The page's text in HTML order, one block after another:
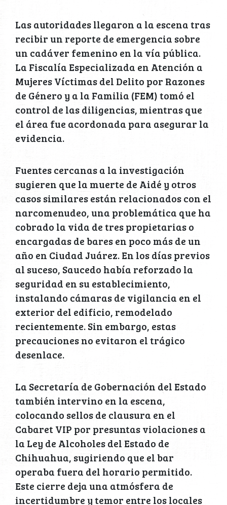
Las autoridades llegaron a la escena tras
recibir un reporte de emergencia sobre
un cadáver femenino en la vía pública.
La Fiscalía Especializada en Atención a
Mujeres Víctimas del Delito por Razones
de Género y a la Familia (FEM) tomó el
control de las diligencias, mientras que
el área fue acordonada para asegurar la
evidencia.
Fuentes cercanas a la investigación
sugieren que la muerte de Aidé y otros
casos similares están relacionados con el
narcomenudeo, una problemática que ha
cobrado la vida de tres propietarias o
encargadas de bares en poco más de un
año en Ciudad Juárez. En los días previos
al suceso, Saucedo había reforzado la
seguridad en su establecimiento,
instalando cámaras de vigilancia en el
exterior del edificio, remodelado
recientemente. Sin embargo, estas
precauciones no evitaron el trágico
desenlace.
La Secretaría de Gobernación del Estado
también intervino en la escena,
colocando sellos de clausura en el
Cabaret VIP por presuntas violaciones a
la Ley de Alcoholes del Estado de
Chihuahua, sugiriendo que el bar
operaba fuera del horario permitido.
Este cierre deja una atmósfera de
incertidumbre y temor entre los locales